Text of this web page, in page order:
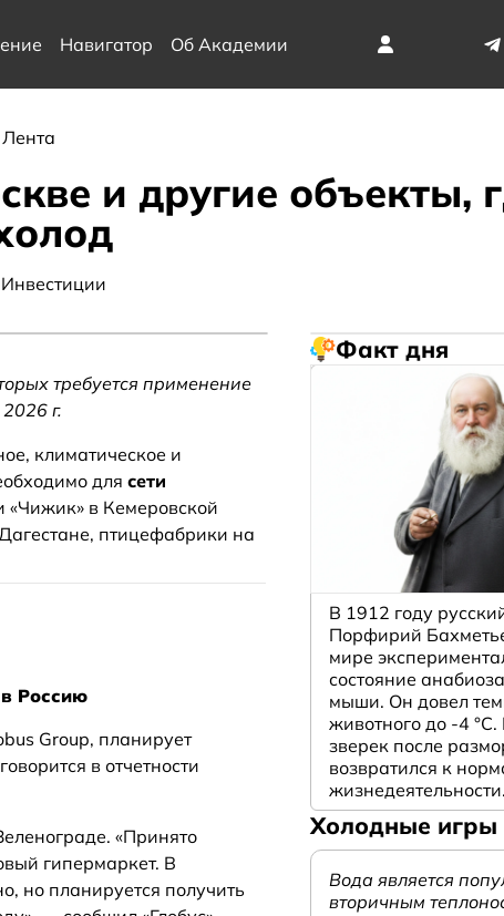
Навигатор Об Академии
Лента
и другие объекты,
Инвестиции
требуется применение
г.
климатическое и
для сети
«Чижик» в Кемеровской
птицефабрики на
в Россию
Group, планирует
в отчетности
«Принято
гипермаркет. В
но планируется получить
Факт дня
В 1912 году
Порфирий
мире
состояние
мыши. Он довел
животного до -4
зверек после
возвратился к
жизнедеятельности.
Холодные игры
Вода является
вторичным